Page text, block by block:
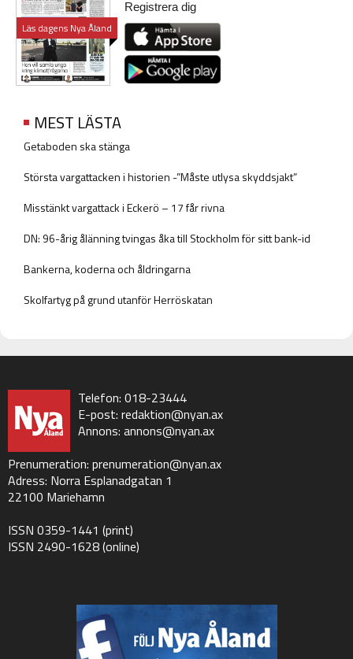
Läs dagens Nya Åland
Registrera dig
MEST LÄSTA
Getaboden ska stänga
Största vargattacken i historien -”Måste utlysa skyddsjakt”
Misstänkt vargattack i Eckerö – 17 får rivna
DN: 96-årig ålänning tvingas åka till Stockholm för sitt bank-id
Bankerna, koderna och åldringarna
Skolfartyg på grund utanför Herröskatan
Telefon: 018-23444
E-post: redaktion@nyan.ax
Annons: annons@nyan.ax
Prenumeration: prenumeration@nyan.ax
Adress: Norra Esplanadgatan 1
22100 Mariehamn
ISSN 0359-1441 (print)
ISSN 2490-1628 (online)